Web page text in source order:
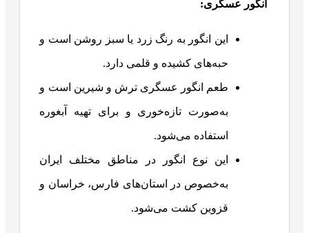
انگور عسگری:
این انگور به رنگ زرد یا سبز روشن است و
حبه‌های کشیده و قلمی دارد.
طعم انگور عسگری ترش و شیرین است و
به‌صورت تازه‌خوری و برای تهیه آبغوره
استفاده می‌شود.
این نوع انگور در مناطق مختلف ایران
به‌خصوص در استان‌های فارس، خراسان و
قزوین کشت می‌شود.